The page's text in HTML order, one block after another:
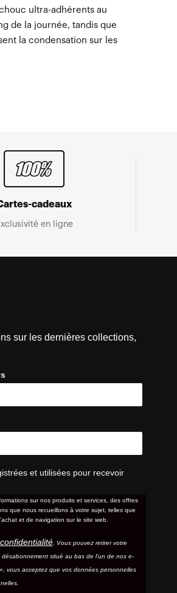
ultra-adhérents au
de la journée, tandis que
la condensation sur les
cadeaux
en ligne
sur les dernières collections,
et utilisées pour recevoir
sur nos produits et services, des offres
que nous recueillons à votre sujet, telles que
et de navigation sur le site web.
. Vous pouvez retirer votre
situé au bas de l'un de nos e-
vous acceptez que vos données personnelles